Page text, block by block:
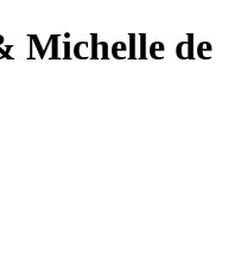
Michelle de